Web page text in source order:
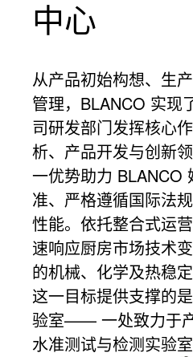
中心
从产品初始构想、生
管理，BLANCO 实现
司研发部门发挥核心
析、产品开发与创新
一优势助力 BLANCO
准、严格遵循国际法
性能。依托整合式运
速响应厨房市场技术
的机械、化学及热稳
这一目标提供支撑的
验室—— 一处致力于
水准测试与检测实验室